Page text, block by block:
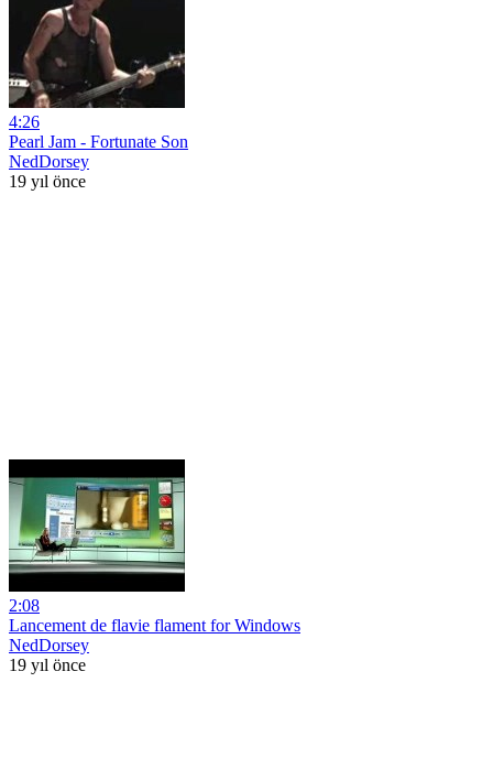
4:26
Pearl Jam - Fortunate Son
NedDorsey
19 yıl önce
2:08
Lancement de flavie flament for Windows
NedDorsey
19 yıl önce